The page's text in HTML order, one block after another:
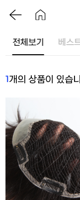
전체보기 베스
1개의 상품이 있습